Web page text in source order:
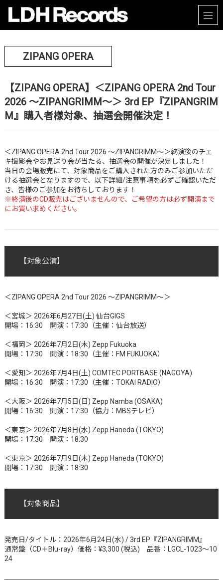
ZIPANG OPERA
【ZIPANG OPERA】＜ZIPANG OPERA 2nd Tour
2026 ～ZIPANGRIMM～＞ 3rd EP『ZIPANGRIM
M』購入者様対象、抽選会開催決定！
＜ZIPANG OPERA 2nd Tour 2026 ～ZIPANGRIMM～＞終演後のチェ
キ撮影会やお見送り会が当たる、抽選会の開催が決定しました！
当日の会場販売にて、対象商品をご購入された方のみご参加いただ
ける抽選会となりますので、以下詳細/注意事項を必ずご確認いただ
き、皆様のご参加をお待ちしております！
※終演後のCD販売はございませんので、ご希望の方は必ず開演まで
にお買い求めください。
【対象公演】
＜ZIPANG OPERA 2nd Tour 2026 ～ZIPANGRIMM～＞
＜宮城＞ 2026年6月27日(土) 仙台GIGS
開場：16:30 開演：17:30（主催：仙台放送）
＜福岡＞ 2026年7月2日(木) Zepp Fukuoka
開場：17:30 開演：18:30（主催：FM FUKUOKA）
＜愛知＞ 2026年7月4日(土) COMTEC PORTBASE (NAGOYA)
開場：16:30 開演：17:30（主催：TOKAI RADIO）
＜大阪＞ 2026年7月5日(日) Zepp Namba (OSAKA)
開場：16:30 開演：17:30（協力：MBSテレビ）
＜東京＞ 2026年7月8日(水) Zepp Haneda (TOKYO)
開場：17:30 開演：18:30
＜東京＞ 2026年7月9日(木) Zepp Haneda (TOKYO)
開場：17:30 開演：18:30
【対象商品】
発売日/タイトル：2026年6月24日(水) / 3rd EP『ZIPANGRIMM』
通常盤（CD＋Blu-ray）価格：¥3,300 (税込) 品番：LGCL-1023～10
24